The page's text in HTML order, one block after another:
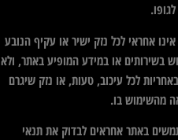
אחראי לכל נזק ישיר או עקיף הנובע
בשירותים או במידע המופיע באתר, ולא
לכל עיכוב, טעות, או נזק שיגרם
מהשימוש בו.
באתר אחראים לבדוק את תנאי